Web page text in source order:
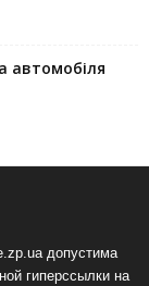
автомобіля
допустима
гиперссылки на